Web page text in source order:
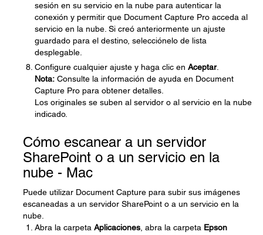
sesión en su servicio en la nube para autenticar la
conexión y permitir que Document Capture Pro acceda al
servicio en la nube. Si creó anteriormente un ajuste
guardado para el destino, selecciónelo de lista
desplegable.
Configure cualquier ajuste y haga clic en Aceptar.
Nota: Consulte la información de ayuda en Document
Capture Pro para obtener detalles.
Los originales se suben al servidor o al servicio en la nube
indicado.
Cómo escanear a un servidor
SharePoint o a un servicio en la
nube - Mac
Puede utilizar Document Capture para subir sus imágenes
escaneadas a un servidor SharePoint o a un servicio en la
nube.
Abra la carpeta Aplicaciones , abra la carpeta Epson